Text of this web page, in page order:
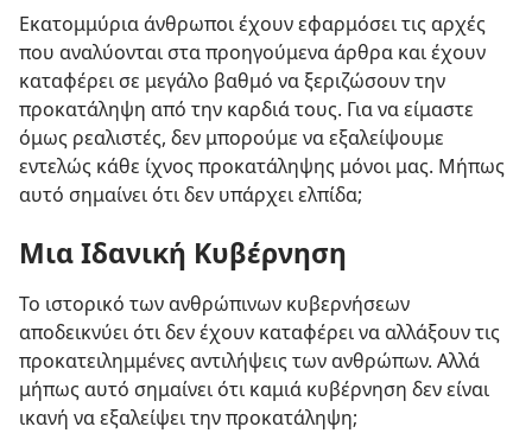
Εκατομμύρια άνθρωποι έχουν εφαρμόσει τις αρχές
που αναλύονται στα προηγούμενα άρθρα και έχουν
καταφέρει σε μεγάλο βαθμό να ξεριζώσουν την
προκατάληψη από την καρδιά τους. Για να είμαστε
όμως ρεαλιστές, δεν μπορούμε να εξαλείψουμε
εντελώς κάθε ίχνος προκατάληψης μόνοι μας. Μήπως
αυτό σημαίνει ότι δεν υπάρχει ελπίδα;
Μια Ιδανική Κυβέρνηση
Το ιστορικό των ανθρώπινων κυβερνήσεων
αποδεικνύει ότι δεν έχουν καταφέρει να αλλάξουν τις
προκατειλημμένες αντιλήψεις των ανθρώπων. Αλλά
μήπως αυτό σημαίνει ότι καμιά κυβέρνηση δεν είναι
ικανή να εξαλείψει την προκατάληψη;